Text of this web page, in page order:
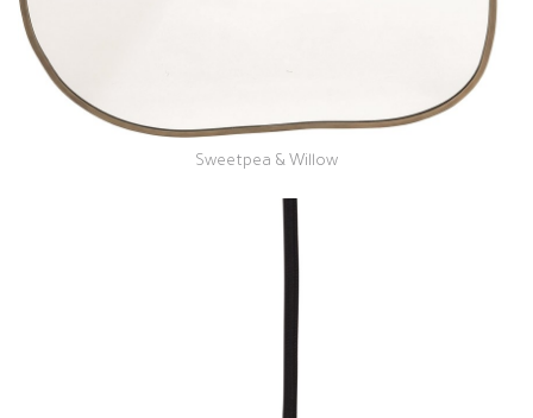
Sweetpea & Willow